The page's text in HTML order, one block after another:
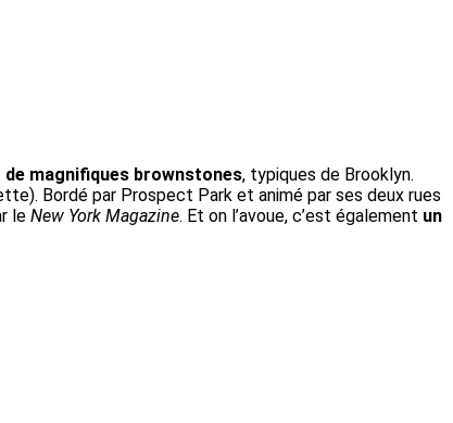
magnifiques brownstones, typiques de Brooklyn.
Bordé par Prospect Park et animé par ses deux rues
le New York Magazine. Et on l’avoue, c’est également un